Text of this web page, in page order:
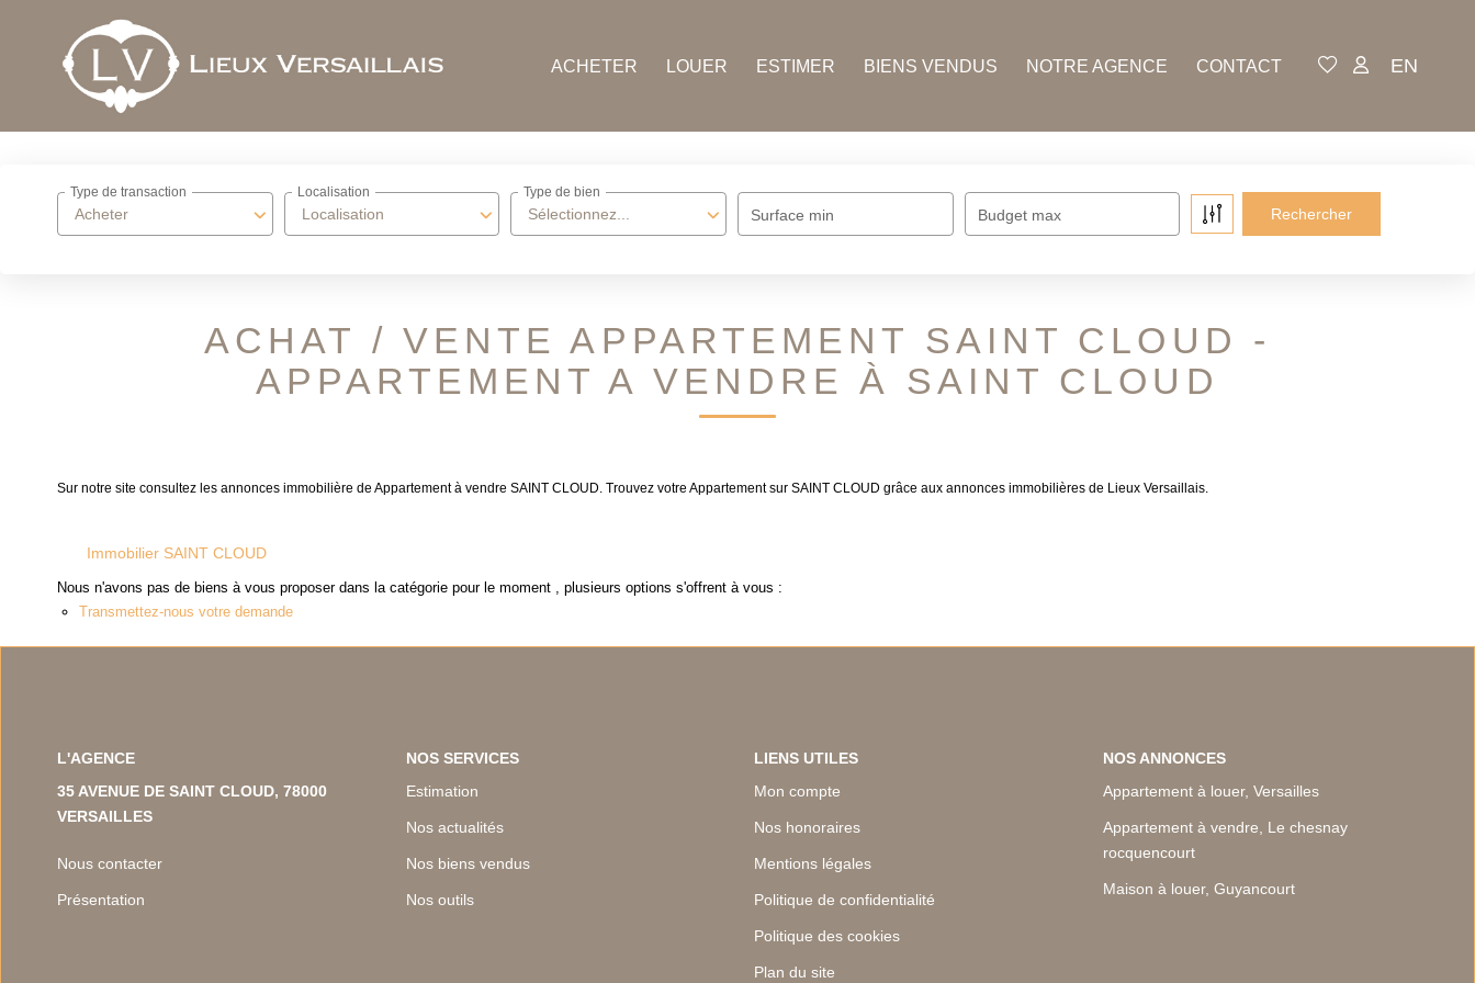
ACHETER LOUER ESTIMER BIENS VENDUS NOTRE AGENCE CONTACT EN
Acheter
Type de transaction
Localisation
Localisation
Sélectionnez...
Type de bien
Surface min Budget max
ACHAT / VENTE APPARTEMENT SAINT CLOUD -
APPARTEMENT A VENDRE À SAINT CLOUD
Sur notre site consultez les annonces immobilière de Appartement à vendre SAINT CLOUD. Trouvez votre Appartement sur SAINT CLOUD grâce aux annonces immobilières de Lieux Versaillais.
Immobilier SAINT CLOUD
Nous n'avons pas de biens à vous proposer dans la catégorie pour le moment , plusieurs options s'offrent à vous :
Transmettez-nous votre demande
L'AGENCE
35 AVENUE DE SAINT CLOUD, 78000
VERSAILLES
Nous contacter
Présentation
NOS SERVICES
Estimation
Nos actualités
Nos biens vendus
Nos outils
LIENS UTILES
Mon compte
Nos honoraires
Mentions légales
Politique de confidentialité
Politique des cookies
Plan du site
NOS ANNONCES
Appartement à louer, Versailles
Appartement à vendre, Le chesnay
rocquencourt
Maison à louer, Guyancourt